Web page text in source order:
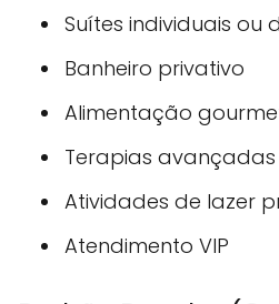
Suítes individuais ou
Banheiro privativo
Alimentação
Terapias avançadas
Atividades de lazer
Atendimento VIP